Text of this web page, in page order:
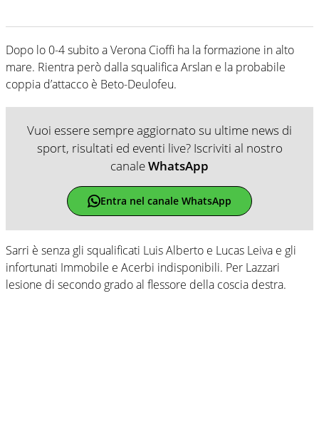
Dopo lo 0-4 subito a Verona Cioffi ha la formazione in alto
mare. Rientra però dalla squalifica Arslan e la probabile
coppia d’attacco è Beto-Deulofeu.
Vuoi essere sempre aggiornato su ultime news di
sport, risultati ed eventi live? Iscriviti al nostro
canaleWhatsApp
Entra nel canale WhatsApp
Sarri è senza gli squalificati Luis Alberto e Lucas Leiva e gli
infortunati Immobile e Acerbi indisponibili. Per Lazzari
lesione di secondo grado al flessore della coscia destra.